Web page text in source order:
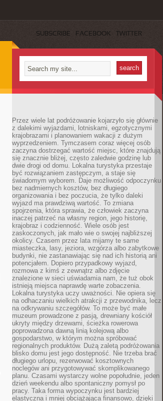
SUBSCRIBE FACEBOOK TWITTER
Przez wiele lat podróżowanie kojarzyło się głównie
z dalekimi wyjazdami, lotniskami, egzotycznymi
krajobrazami i planowaniem wakacji z dużym
wyprzedzeniem. Tymczasem coraz więcej osób
zaczyna dostrzegać wartość miejsc, które znajdują
się znacznie bliżej, często zaledwie godzinę lub
dwie drogi od domu. Lokalna turystyka przestaje
być rozwiązaniem zastępczym, a staje się
świadomym wyborem. Daje możliwość odpoczynku
bez nadmiernych kosztów, bez długiego
organizowania i bez poczucia, że tylko daleki
wyjazd ma prawdziwą wartość. To zmiana
spojrzenia, która sprawia, że człowiek zaczyna
inaczej patrzeć na własny region, jego historię,
krajobraz i codzienność. Wiele osób jest
zaskoczonych, jak mało wie o swojej najbliższej
okolicy. Czasem przez lata mijamy te same
miasteczka, lasy, jeziora, wzgórza albo zabytkowe
budynki, nie zastanawiając się nad ich historią ani
potencjałem. Dopiero przypadkowy wyjazd,
rozmowa z kimś z zewnątrz albo zdjęcie
znalezione w sieci uświadamia nam, że tuż obok
istnieją miejsca naprawdę warte zobaczenia.
Lokalna turystyka uczy uważności. Nie opiera się
na odhaczaniu wielkich atrakcji z przewodnika, lecz
na odkrywaniu szczegółów. To może być małe
muzeum prowadzone z pasją, drewniany kościół
ukryty między drzewami, ścieżka rowerowa
poprowadzona dawną linią kolejową albo
gospodarstwo, w którym można spróbować
regionalnych produktów. Dużą zaletą podróżowania
blisko domu jest jego dostępność. Nie trzeba brać
długiego urlopu, rezerwować kosztownych
noclegów ani przygotowywać skomplikowanego
planu. Czasami wystarczy wolne popołudnie, jeden
dzień weekendu albo spontaniczny pomysł po
pracy. Taka forma wypoczynku jest bardziej
elastyczna i mniej obciążająca finansowo, dzięki